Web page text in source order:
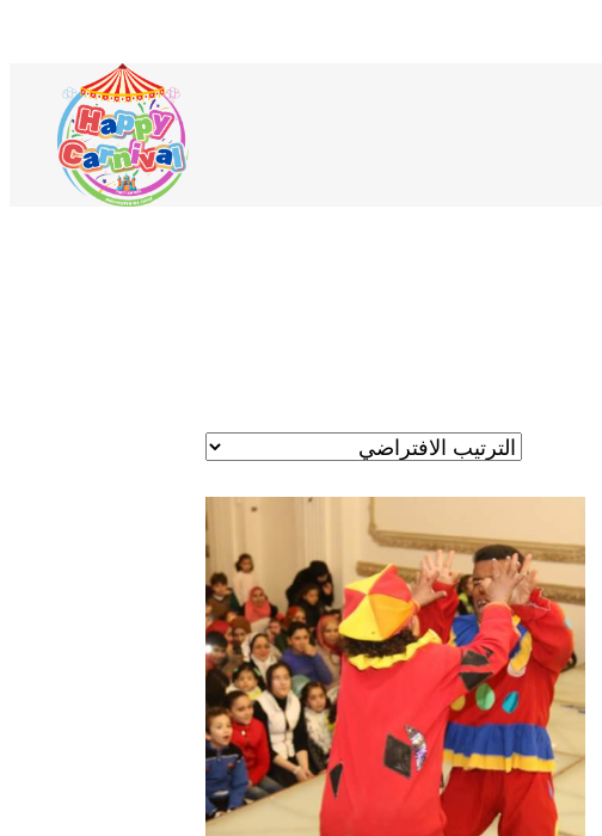
التسوق